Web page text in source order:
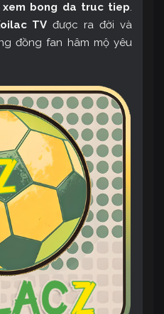
xem bong da truc tiep.
TV được ra đời và
đồng fan hâm mộ yêu